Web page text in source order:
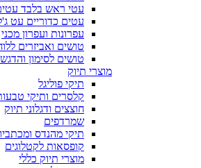
עטי ראש בלבד
עטים כדוריים עט
עפרונות ועפרון מכני
טושים ואביזרים
טושים לסימון
מוצרי תיוק
תיקי פוליגל
קלסרים ותיקי
חוצצים ודגלוני תיוק
שמרדפים
תיקי מהנדס
קופסאות לקטלוגים
מוצרי תיוק כללי